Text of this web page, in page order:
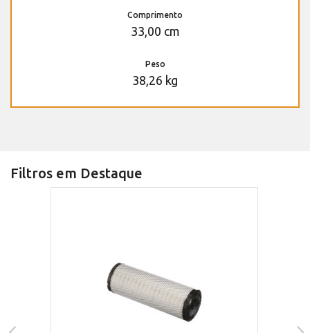
Comprimento
33,00 cm
Peso
38,26 kg
Filtros em Destaque